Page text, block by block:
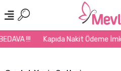
Kapıda Nakit Ödeme İmkanı